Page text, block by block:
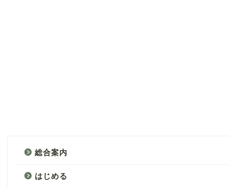
総合案内
はじめる